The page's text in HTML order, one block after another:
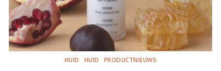
HUID HUID PRODUCTNIEUWS